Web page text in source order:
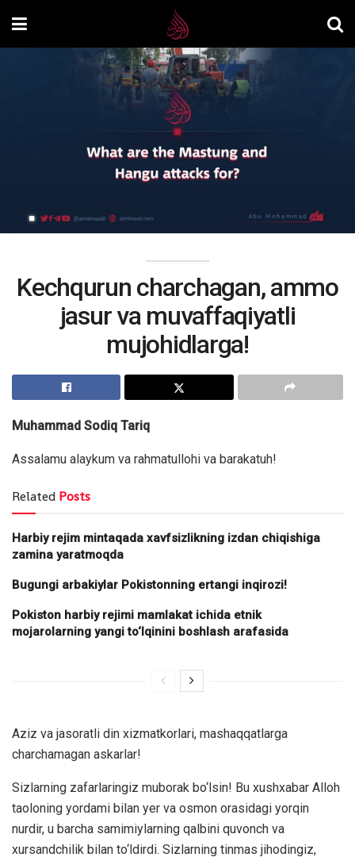
Kechqurun charchagan, ammo
jasur va muvaffaqiyatli
mujohidlarga!
Muhammad Sodiq Tariq
Assalamu alaykum va rahmatullohi va barakatuh!
Related Posts
Harbiy rejim mintaqada xavfsizlikning izdan chiqishiga
zamina yaratmoqda
Bugungi arbakiylar Pokistonning ertangi inqirozi!
Pokiston harbiy rejimi mamlakat ichida etnik
mojarolarning yangi to‘lqinini boshlash arafasida
Aziz va jasoratli din xizmatkorlari, mashaqqatlarga
charchamagan askarlar!
Sizlarning zafarlaringiz muborak bo‘lsin! Bu xushxabar Alloh
taoloning yordami bilan yer va osmon orasidagi yorqin
nurdir, u barcha samimiylarning qalbini quvonch va
xursandchilik bilan to‘ldirdi. Sizlarning tinmas jihodingiz,